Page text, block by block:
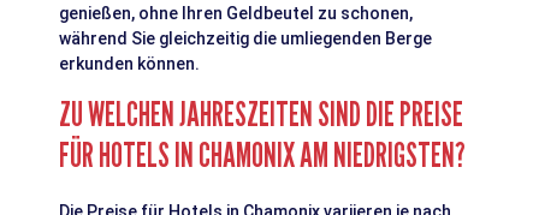
genießen, ohne Ihren Geldbeutel zu schonen,
während Sie gleichzeitig die umliegenden Berge
erkunden können.
ZU WELCHEN JAHRESZEITEN SIND DIE PREISE
FÜR HOTELS IN CHAMONIX AM NIEDRIGSTEN?
Die Preise für Hotels in Chamonix variieren je nach